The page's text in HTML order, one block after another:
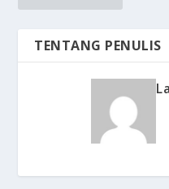
TENTANG PENULIS